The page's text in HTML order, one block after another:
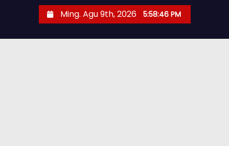
Ming. Agu 9th, 2026 5:58:47 PM